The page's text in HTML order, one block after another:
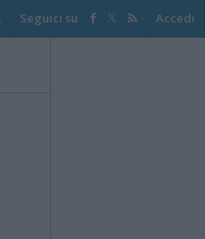
Seguici su Accedi